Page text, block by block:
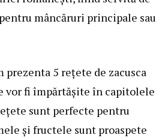
mâncăruri principale sau
prezenta 5 rețete de zacusca
vor fi împărtășite în capitolele
sunt perfecte pentru
și fructele sunt proaspete